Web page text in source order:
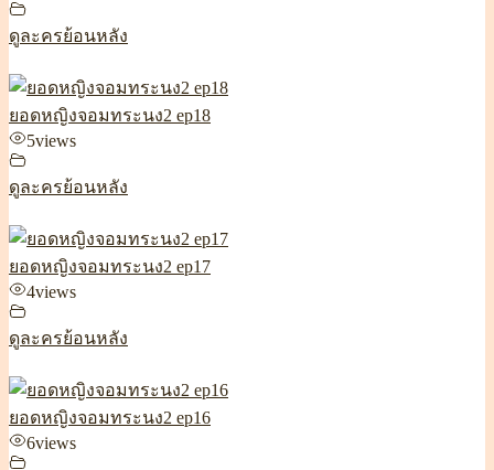
ดูละครย้อนหลัง
ยอดหญิงจอมทระนง2 ep18
5views
ดูละครย้อนหลัง
ยอดหญิงจอมทระนง2 ep17
4views
ดูละครย้อนหลัง
ยอดหญิงจอมทระนง2 ep16
6views